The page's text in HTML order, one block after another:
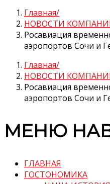
Главная
НОВОСТИ
Росавиация
аэропортов Сочи и
Главная
НОВОСТИ
Росавиация
аэропортов Сочи и
МЕНЮ
ГЛАВНАЯ
ГОСТОНОМИКА